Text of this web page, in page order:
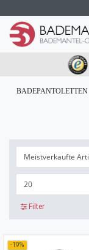
BADEPANTOLETTEN
Filter
-19%